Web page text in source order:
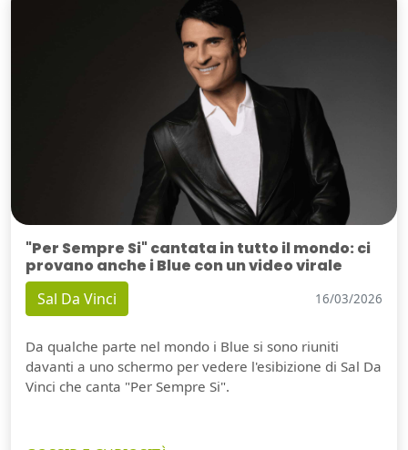
"Per Sempre Si" cantata in tutto il mondo: ci
provano anche i Blue con un video virale
Sal Da Vinci 16/03/2026
Da qualche parte nel mondo i Blue si sono riuniti
davanti a uno schermo per vedere l'esibizione di Sal Da
Vinci che canta "Per Sempre Si".